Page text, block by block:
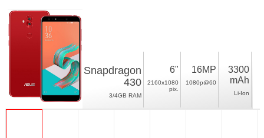
Snapdragon
430
3/4GB RAM
6"
2160x1080
pix.
16MP
1080p@60
3300
mAh
Li-Ion